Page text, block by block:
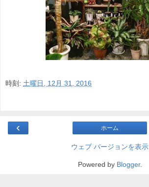
時刻: 土曜日, 12月 31, 2016
‹ ホーム
ウェブ バージョンを表示
Powered by Blogger.